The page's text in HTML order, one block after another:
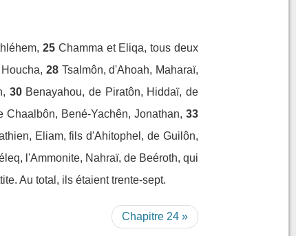
25 Chamma et Eliqa, tous deux
28 Tsalmôn, d'Ahoah, Maharaï,
30 Benayahou, de Piratôn, Hiddaï, de
Chaalbôn, Bené-Yachên, Jonathan, 33
Eliam, fils d'Ahitophel, de Guilôn,
l'Ammonite, Nahraï, de Beéroth, qui
Au total, ils étaient trente-sept.
Chapitre 24 »